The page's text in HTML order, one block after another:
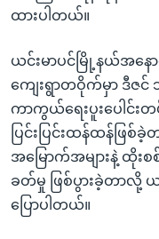
ထားပါတယ်။
ယင်းမာပင်မြို့နယ်အနော
ကျေးရွာတဝိုက်မှာ ဒီဇင်
ကာကွယ်ရေးပူးပေါင်း
ပြင်းပြင်းထန်ထန်ဖြ
အမြောက်အများနဲ့ ထိုး
ခတ်မှု ဖြစ်ပွားခဲ့တာလို့
ပြောပါတယ်။